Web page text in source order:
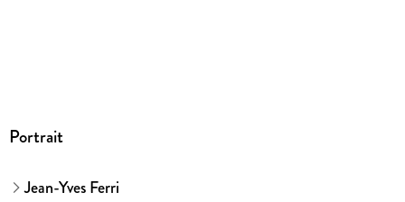
Portrait
Jean-Yves Ferri